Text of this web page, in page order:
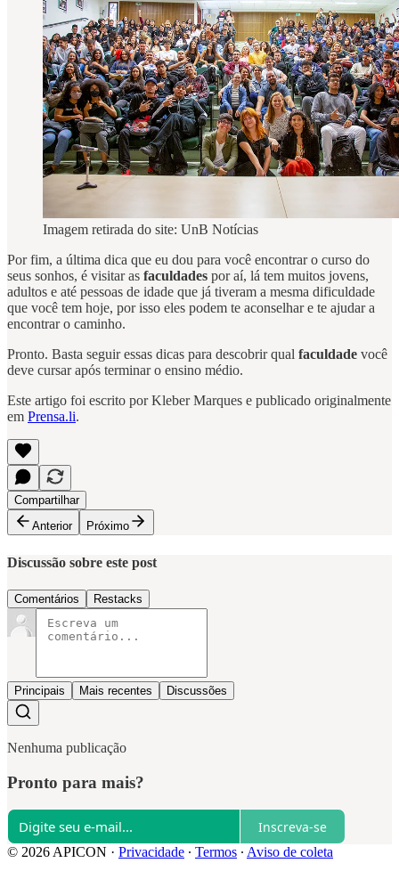
Imagem retirada do site: UnB Notícias
Por fim, a última dica que eu dou para você encontrar o curso do
seus sonhos, é visitar as faculdades por aí, lá tem muitos jovens,
adultos e até pessoas de idade que já tiveram a mesma dificuldade
que você tem hoje, por isso eles podem te aconselhar e te ajudar a
encontrar o caminho.
Pronto. Basta seguir essas dicas para descobrir qual faculdade você
deve cursar após terminar o ensino médio.
Este artigo foi escrito por Kleber Marques e publicado originalmente
em Prensa.li.
Compartilhar
Anterior
Próximo
Discussão sobre este post
Comentários Restacks
Principais Mais recentes Discussões
Nenhuma publicação
Pronto para mais?
Inscreva-se
© 2026 APICON · Privacidade ∙ Termos ∙ Aviso de coleta